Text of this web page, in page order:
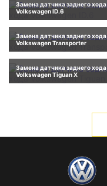
Замена датчика заднего хода
Volkswagen ID.6
Замена датчика заднего хода
Volkswagen Transporter
Замена датчика заднего хода
Volkswagen Tiguan X